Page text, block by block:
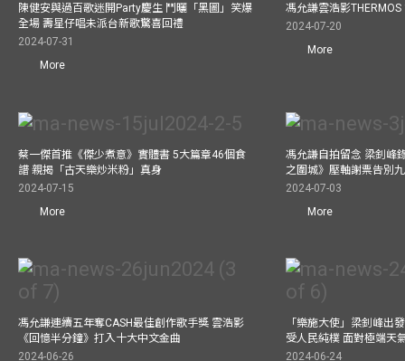
陳健安與過百歌迷開Party慶生 鬥曬「黑圖」笑爆
全場 壽星仔唱未派台新歌驚喜回禮
2024-07-31
More
馮允謙雲浩影
2024-07-20
More
蔡一傑首推《傑少煮意》實體書 5大篇章46個食
譜 親揭「古天樂炒米粉」真身
2024-07-15
More
馮允謙自拍留念 梁釗峰
之圍城》壓軸謝票告別
2024-07-03
More
馮允謙連續五年奪CASH最佳創作歌手獎 雲浩影
《回憶半分鐘》打入十大中文金曲
2024-06-26
「樂施大使」梁釗峰出
受人民純樸 面對極端天
2024-06-24